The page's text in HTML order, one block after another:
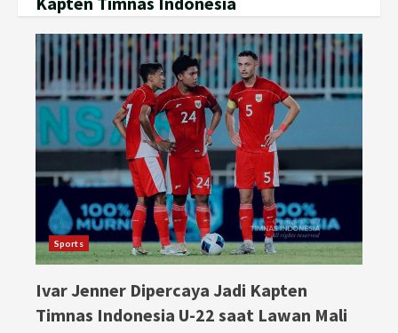
Sports
Ivar Jenner Dipercaya Jadi Kapten
Timnas Indonesia U-22 saat Lawan Mali